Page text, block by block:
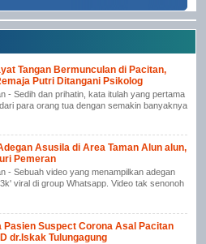
Tangan Bermunculan di Pacitan,
Putri Ditangani Psikolog
- Sedih dan prihatin, kata itulah yang pertama
para orang tua dengan semakin banyaknya
Asusila di Area Taman Alun alun,
Pemeran
- Sebuah video yang menampilkan adegan
viral di group Whatsapp. Video tak senonoh
Pasien Suspect Corona Asal Pacitan
dr.Iskak Tulungagung